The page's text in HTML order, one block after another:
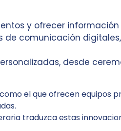
y ofrecer
comunicación
desde
el que ofrecen equipos
traduzca estas